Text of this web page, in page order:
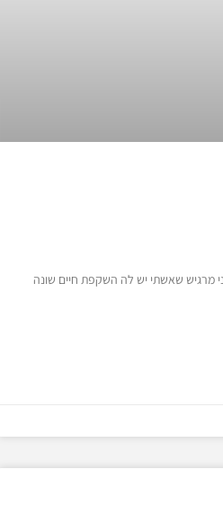
מרגיש שאשתי יש לה השקפת חיים שונה